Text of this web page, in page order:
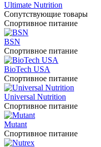
Ultimate Nutrition
Сопутствующие товары
Спортивное питание
BSN
Спортивное питание
BioTech USA
Спортивное питание
Universal Nutrition
Спортивное питание
Mutant
Спортивное питание